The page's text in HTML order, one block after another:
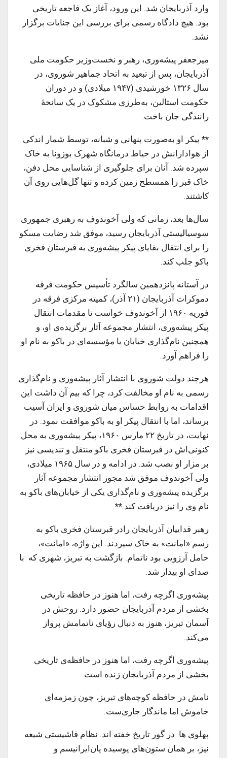
وارد آذربایجان شد. این ورود، آغاز یک فاجعه تاریخی
بود. هیچ دادگاه رسمی‌ برای بررسی این جنایات برگزار
نشد.
میرجعفر پیشه‌وری، رهبر و نخست‌وزیر حکومت ملی
آذربایجان، پس از تبعید به اتحاد جماهیر شوروی، در
سال ۱۳۲۶ خورشیدی (۱۹۴۷ میلادی) و در دوران
حکومت استالین، به‌طرزی مشکوک در یک سانحهٔ
رانندگی جان باخت.
**پیکر او به‌صورت پنهانی و شبانه، توسط شمار اندکی
از هوادارانش در حیاط درمانگاه شهرک بوزونا به خاک
سپرده شد. آنان برای جلوگیری از شناسایی محل دفن،
خاک قبر را همسطح زمین کرده و تنها گل‌هایی روی آن
کاشتند.
سال‌ها بعد، زمانی که ولی آخوندوف به رهبری جمهوری
سوسیالیستی آذربایجان رسید، موفق شد رضایت مسکو
را برای انتقال بقایای پیکر پیشه‌وری به قبرستان فخری
باکو جلب کند.
در آستانه پانزدهمین سالگرد تأسیس حکومت فرقه
دموکرات آذربایجان (۲۱ آذر)، کمیته مرکزی فرقه در
فوریه ۱۹۶۰ از آخوندوف خواست تا مقدمات انتقال
پیکر پیشه‌وری، انتشار مجموعه آثار برگزیده‌ی او، و
همچنین نام‌گذاری خیابان یا مؤسسه‌ای در باکو به نام او
را فراهم آورد.
هرچند دولت شوروی با انتشار آثار پیشه‌وری و نام‌گذاری
رسمی به نام او مخالفت کرد، چرا که بیم آن داشت این
اقدامات به روابط حساس میان شوروی و ایران آسیب
برساند، اما با انتقال پیکر او به باکو موافقت نمود. در
نهایت، در تاریخ ۲۲ مارس ۱۹۶۰، پیکر پیشه‌وری به محل
کنونی‌اش در قبرستان فخری باکو منتقل و تندیسی نیز
بر مزار او نصب شد. در ادامه و در سال ۱۹۶۵ میلادی،
ولی آخوندوف موفق شد مجوز انتشار مجموعه آثار
برگزیده‌ پیشه‌وری و نام‌گذاری یکی از خیابان‌های باکو به
نام وی را نیز دریافت کند.**
رهبر فداییان آذربایجان رادر قبرستان فخری باکو به
رسم «امانت»به خاک سپردند. این واژه، «امانت»،
حامل آرزویی بود ناتمام. بازگشت به تبریز، شهری که با
صدای او بیدار شد.
پیشه‌وری اگرچه رفت، اما هنوز در حافظه تاریخی
بخشی از مردم آذربایجان حضور دارد. روحش در
آسمان تبریز، هنوز به دنبال رؤیای ناتمامش پرواز
می‌کند.
پیشه‌وری اگرچه رفت، اما هنوز در حافظه‌ی تاریخی
بخشی از مردم آذربایجان زنده است.
نامش در حافظه کوچه‌های تبریز، چون زمزمه‌ای
خاموش اما ماندگار جاری‌ست.
پهلوی ها در گور تاریخ خفته اند. نظام فاشیستی شیعه
نیز، بر همان ستون‌های پوسیده‌ پان‌ایرانیسم و